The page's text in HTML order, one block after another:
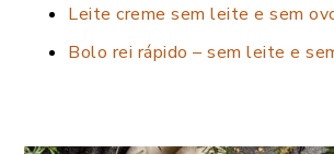
Leite creme sem leite e sem
Bolo rei rápido – sem leite e